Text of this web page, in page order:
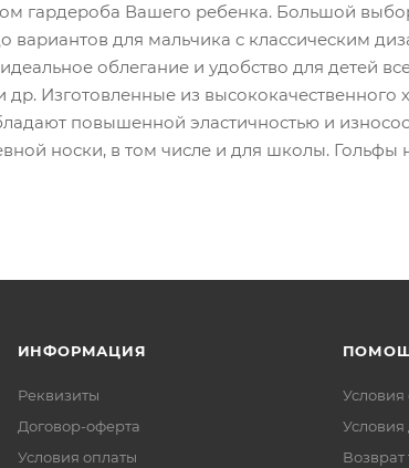
гардероба Вашего ребенка. Большой
вариантов для мальчика с классическим
облегание и удобство для детей
Изготовленные из высококачественного
повышенной эластичностью и
носки, в том числе и для школы.
ИНФОРМАЦИЯ
Реквизиты
Договор-оферта
Условия оплаты
Условия
Условия
Возврат